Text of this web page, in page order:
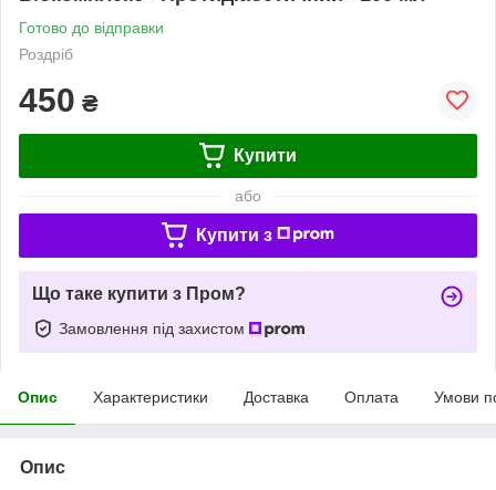
Готово до відправки
Роздріб
450 ₴
Купити
або
Купити з
Що таке купити з Пром?
Замовлення під захистом
Опис Характеристики Доставка Оплата Умови
Опис